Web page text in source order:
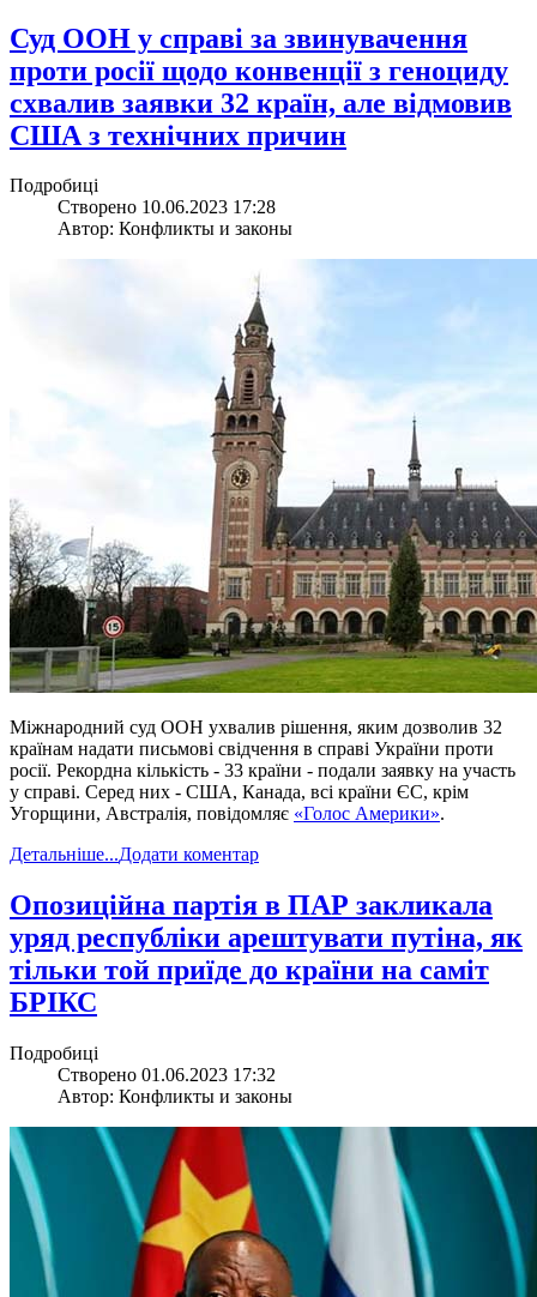
​Суд ООН у справі за звинувачення
проти росії щодо конвенції з геноциду
схвалив заявки 32 країн, але відмовив
США з технічних причин
Подробиці
Створено 10.06.2023 17:28
Автор: Конфликты и законы
Міжнародний суд ООН ухвалив рішення, яким дозволив 32
країнам надати письмові свідчення в справі України проти
росії. Рекордна кількість - 33 країни - подали заявку на участь
у справі. Серед них - США, Канада, всі країни ЄС, крім
Угорщини, Австралія, повідомляє «Голос Америки».
Детальніше...Додати коментар
​Опозиційна партія в ПАР закликала
уряд республіки арештувати путіна, як
тільки той приїде до країни на саміт
БРІКС
Подробиці
Створено 01.06.2023 17:32
Автор: Конфликты и законы